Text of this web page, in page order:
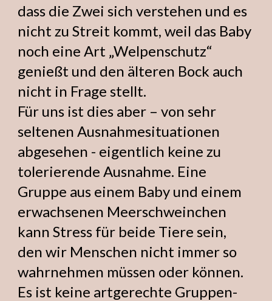
dass die Zwei sich verstehen und es
nicht zu Streit kommt, weil das Baby
noch eine Art „Welpenschutz“
genießt und den älteren Bock auch
nicht in Frage stellt.
Für uns ist dies aber – von sehr
seltenen Ausnahmesituationen
abgesehen - eigentlich keine zu
tolerierende Ausnahme. Eine
Gruppe aus einem Baby und einem
erwachsenen Meerschweinchen
kann Stress für beide Tiere sein,
den wir Menschen nicht immer so
wahrnehmen müssen oder können.
Es ist keine artgerechte Gruppen-